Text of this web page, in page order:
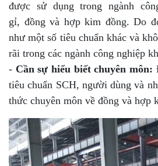
được sử dụng trong ngành
gỉ, đồng và hợp kim đồng. Do
như một số tiêu chuẩn khác và
rãi trong các ngành công nghiệp
- Cần sự hiểu biết chuyên môn:
tiêu chuẩn SCH, người dùng và
thức chuyên môn về đồng và hợp